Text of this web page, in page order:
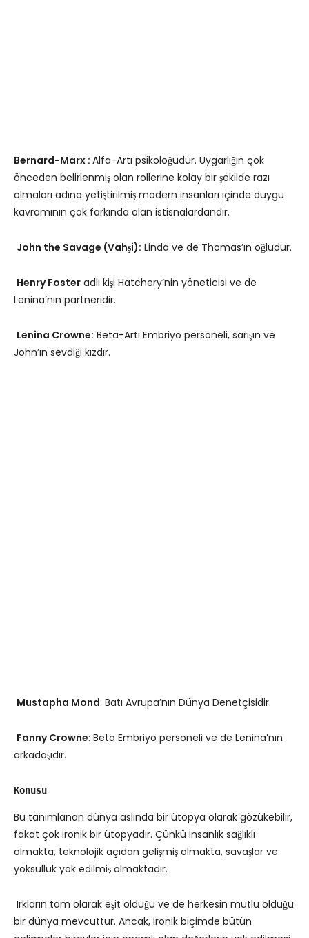
Bernard-Marx : Alfa-Artı psikoloğudur. Uygarlığın çok
önceden belirlenmiş olan rollerine kolay bir şekilde razı
olmaları adına yetiştirilmiş modern insanları içinde duygu
kavramının çok farkında olan istisnalardandır.
John the Savage (Vahşi): Linda ve de Thomas’ın oğludur.
Henry Foster adlı kişi Hatchery’nin yöneticisi ve de
Lenina’nın partneridir.
Lenina Crowne: Beta-Artı Embriyo personeli, sarışın ve
John’ın sevdiği kızdır.
Mustapha Mond: Batı Avrupa’nın Dünya Denetçisidir.
Fanny Crowne: Beta Embriyo personeli ve de Lenina’nın
arkadaşıdır.
Konusu
Bu tanımlanan dünya aslında bir ütopya olarak gözükebilir,
fakat çok ironik bir ütopyadır. Çünkü insanlık sağlıklı
olmakta, teknolojik açıdan gelişmiş olmakta, savaşlar ve
yoksulluk yok edilmiş olmaktadır.
Irkların tam olarak eşit olduğu ve de herkesin mutlu olduğu
bir dünya mevcuttur. Ancak, ironik biçimde bütün